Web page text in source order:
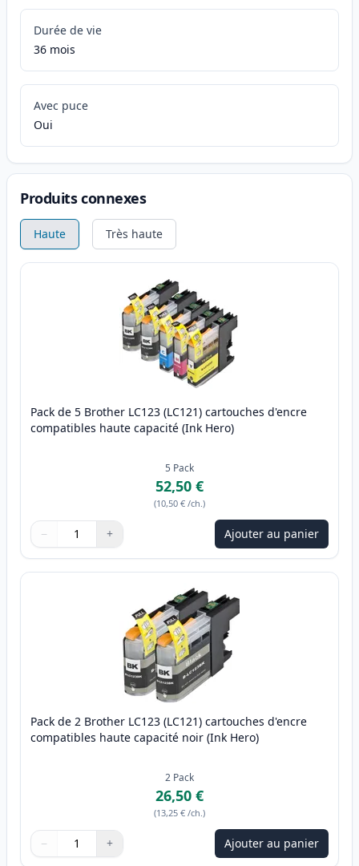
Durée de vie
36 mois
Avec puce
Oui
Produits connexes
Haute Très haute
Pack de 5 Brother LC123 (LC121) cartouches d'encre
compatibles haute capacité (Ink Hero)
5 Pack
52,50 €
(10,50 € /ch.)
Quantité
Utilisez les boutons pour ajuster
− +
Quantité Ajouter au panier
Pack de 2 Brother LC123 (LC121) cartouches d'encre
compatibles haute capacité noir (Ink Hero)
2 Pack
26,50 €
(13,25 € /ch.)
Quantité
Utilisez les boutons pour ajuster
− +
Quantité Ajouter au panier